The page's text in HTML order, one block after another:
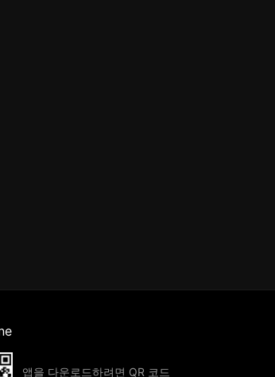
앱을 다운로드하려면 QR 코드